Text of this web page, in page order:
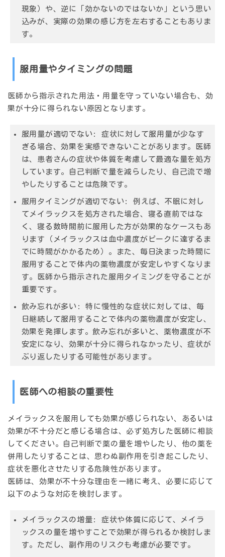
現象）や、逆に「効かないのではないか」という思い
込みが、実際の効果の感じ方を左右することもありま
す。
服用量やタイミングの問題
医師から指示された用法・用量を守っていない場合も、効
果が十分に得られない原因となります。
服用量が適切でない:
症状に対して服用量が少なす
ぎる場合、効果を実感できないことがあります。医師
は、患者さんの症状や体質を考慮して最適な量を処方
しています。自己判断で量を減らしたり、自己流で増
やしたりすることは危険です。
服用タイミングが適切でない:
例えば、不眠に対し
てメイラックスを処方された場合、寝る直前ではな
く、寝る数時間前に服用した方が効果的なケースもあ
ります（メイラックスは血中濃度がピークに達するま
でに時間がかかるため）。また、毎日決まった時間に
服用することで体内の薬物濃度が安定しやすくなりま
す。医師から指示された服用タイミングを守ることが
重要です。
飲み忘れが多い:
特に慢性的な症状に対しては、毎
日継続して服用することで体内の薬物濃度が安定し、
効果を発揮します。飲み忘れが多いと、薬物濃度が不
安定になり、効果が十分に得られなかったり、症状が
ぶり返したりする可能性があります。
医師への相談の重要性
メイラックスを服用しても効果が感じられない、あるいは
効果が不十分だと感じる場合は、 必ず処方した医師に相談
してください。
自己判断で薬の量を増やしたり、他の薬を
併用したりすることは、思わぬ副作用を引き起こしたり、
症状を悪化させたりする危険性があります。
医師は、効果が不十分な理由を一緒に考え、必要に応じて
以下のような対応を検討します。
メイラックスの増量:
症状や体質に応じて、メイラ
ックスの量を増やすことで効果が得られるか検討しま
す。ただし、副作用のリスクも考慮が必要です。